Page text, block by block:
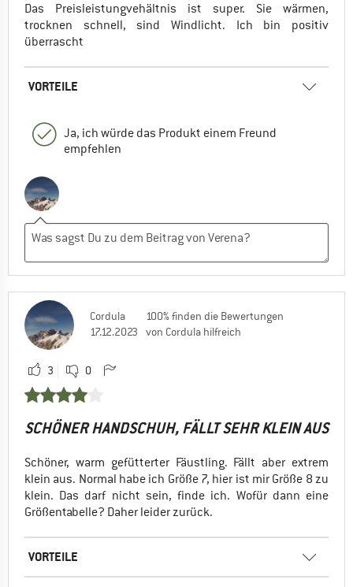
Das Preisleistungvehältnis ist super. Sie wärmen,
trocknen schnell, sind Windlicht. Ich bin positiv
überrascht
VORTEILE
Ja, ich würde das Produkt einem Freund
empfehlen
Cordula
17.12.2023
100% finden die Bewertungen
von Cordula hilfreich
3 0
SCHÖNER HANDSCHUH, FÄLLT SEHR KLEIN AUS
Schöner, warm gefütterter Fäustling. Fällt aber extrem
klein aus. Normal habe ich Größe 7, hier ist mir Größe 8 zu
klein. Das darf nicht sein, finde ich. Wofür dann eine
Größentabelle? Daher leider zurück.
VORTEILE